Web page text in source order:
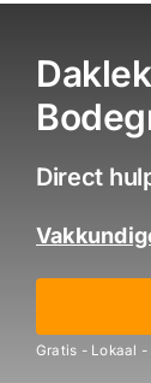
Direct
Gratis - Lokaal